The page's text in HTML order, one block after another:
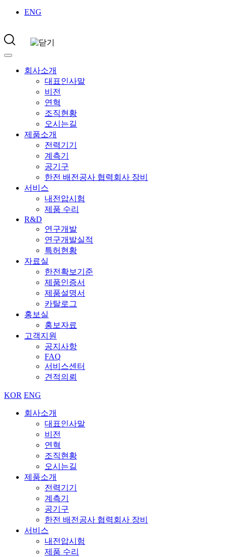
ENG
회사소개
대표인사말
비전
연혁
조직현황
오시는길
제품소개
전력기기
계측기
공기구
한전 배전공사 협력회사 장비
서비스
내전압시험
제품 수리
R&D
연구개발
연구개발실적
특허현황
자료실
한전확보기준
제품인증서
제품설명서
카탈로그
홍보실
홍보자료
고객지원
공지사항
FAQ
서비스센터
견적의뢰
KOR ENG
회사소개
대표인사말
비전
연혁
조직현황
오시는길
제품소개
전력기기
계측기
공기구
한전 배전공사 협력회사 장비
서비스
내전압시험
제품 수리